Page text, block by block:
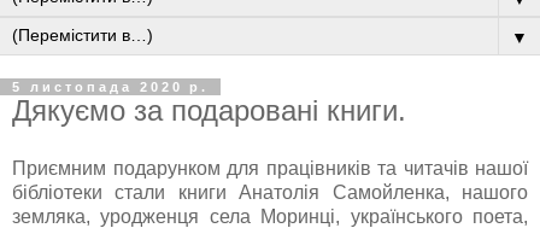
▼
5 листопада 2020 р.
Дякуємо за подаровані книги.
Приємним подарунком для працівників та читачів нашої
бібліотеки стали книги Анатолія Самойленка, нашого
земляка, уродженця села Моринці, українського поета,